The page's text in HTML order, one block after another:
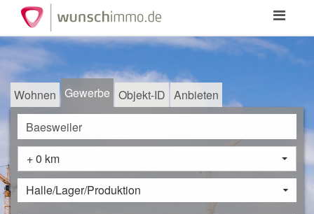
Toggle
Wohnen Gewerbe Objekt-ID Anbieten
+ 0 km
Halle/Lager/Produktion